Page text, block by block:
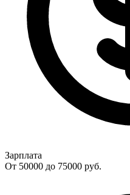
Зарплата
От 50000 до 75000 руб.